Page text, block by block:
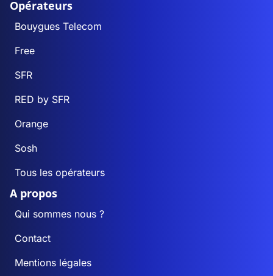
Opérateurs
Bouygues Telecom
Free
SFR
RED by SFR
Orange
Sosh
Tous les opérateurs
A propos
Qui sommes nous ?
Contact
Mentions légales